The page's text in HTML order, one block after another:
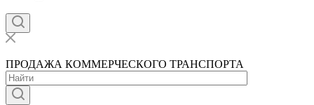
ПРОДАЖА КОММЕРЧЕСКОГО ТРАНСПОРТА